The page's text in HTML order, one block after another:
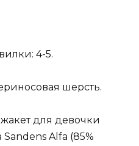
4-5.
шерсть.
для девочки
Alfa (85%